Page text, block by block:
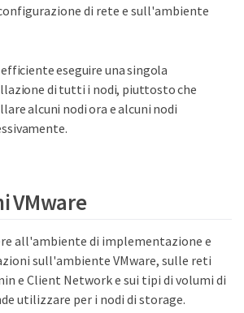
di rete e sull'ambiente
efficiente eseguire una singola
di tutti i nodi, piuttosto che
alcuni nodi ora e alcuni nodi
VMware
all'ambiente di implementazione e
sull'ambiente VMware, sulle reti
e Client Network e sui tipi di volumi di
utilizzare per i nodi di storage.